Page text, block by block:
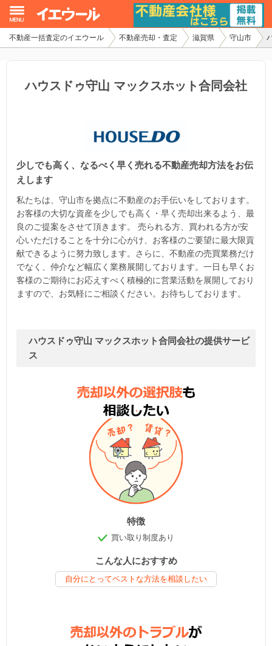
不動産一括査定のイエウール 不動産売却・査定 滋賀県 守山市
ハウスドゥ守山 マックスホット合同会社
少しでも高く、なるべく早く売れる不動産売却方法をお伝
えします
私たちは、守山市を拠点に不動産のお手伝いをしております。
お客様の大切な資産を少しでも高く・早く売却出来るよう、最
良のご提案をさせて頂きます。 売られる方、買われる方が安
心いただけることを十分に心がけ、お客様のご要望に最大限貢
献できるように努力致します。さらに、不動産の売買業務だけ
でなく、仲介など幅広く業務展開しております。一日も早くお
客様のご期待にお応えすべく積極的に営業活動を展開しており
ますので、お気軽にご相談ください。お待ちしております。
ハウスドゥ守山 マックスホット合同会社の提供サービ
ス
特徴
買い取り制度あり
こんな人におすすめ
自分にとってベストな方法を相談したい
イエウール加盟希望の不動産会社様
不動産の売却・一括査定
家査定シミュレーター
お問い合わせ